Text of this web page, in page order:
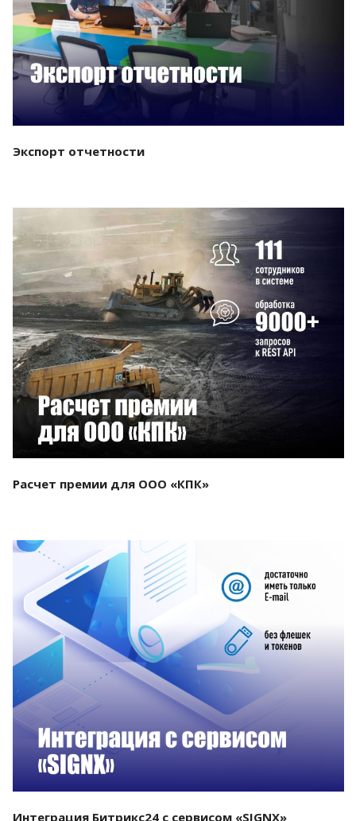
Смотреть проект
Экспорт отчетности
Смотреть проект
Расчет премии для ООО «КПК»
Смотреть проект
Интеграция Битрикс24 с сервисом «SIGNX»